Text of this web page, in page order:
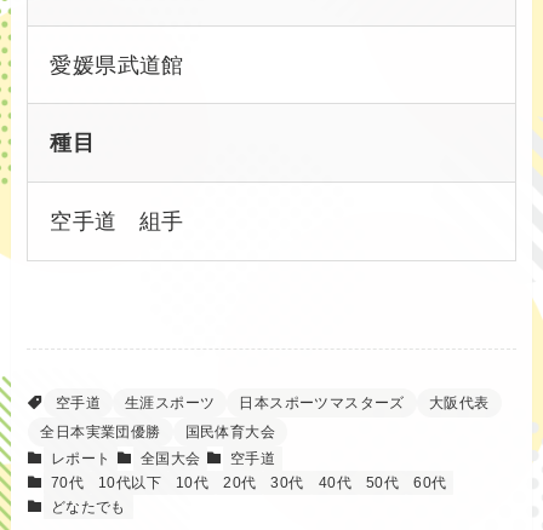
愛媛県武道館
種目
空手道 組手
空手道 生涯スポーツ 日本スポーツマスターズ
大阪代表
全日本実業団優勝
国民体育大会
レポート
全国大会
空手道
70代
10代以下 10代 20代 30代 40代 50代
60代
どなたでも